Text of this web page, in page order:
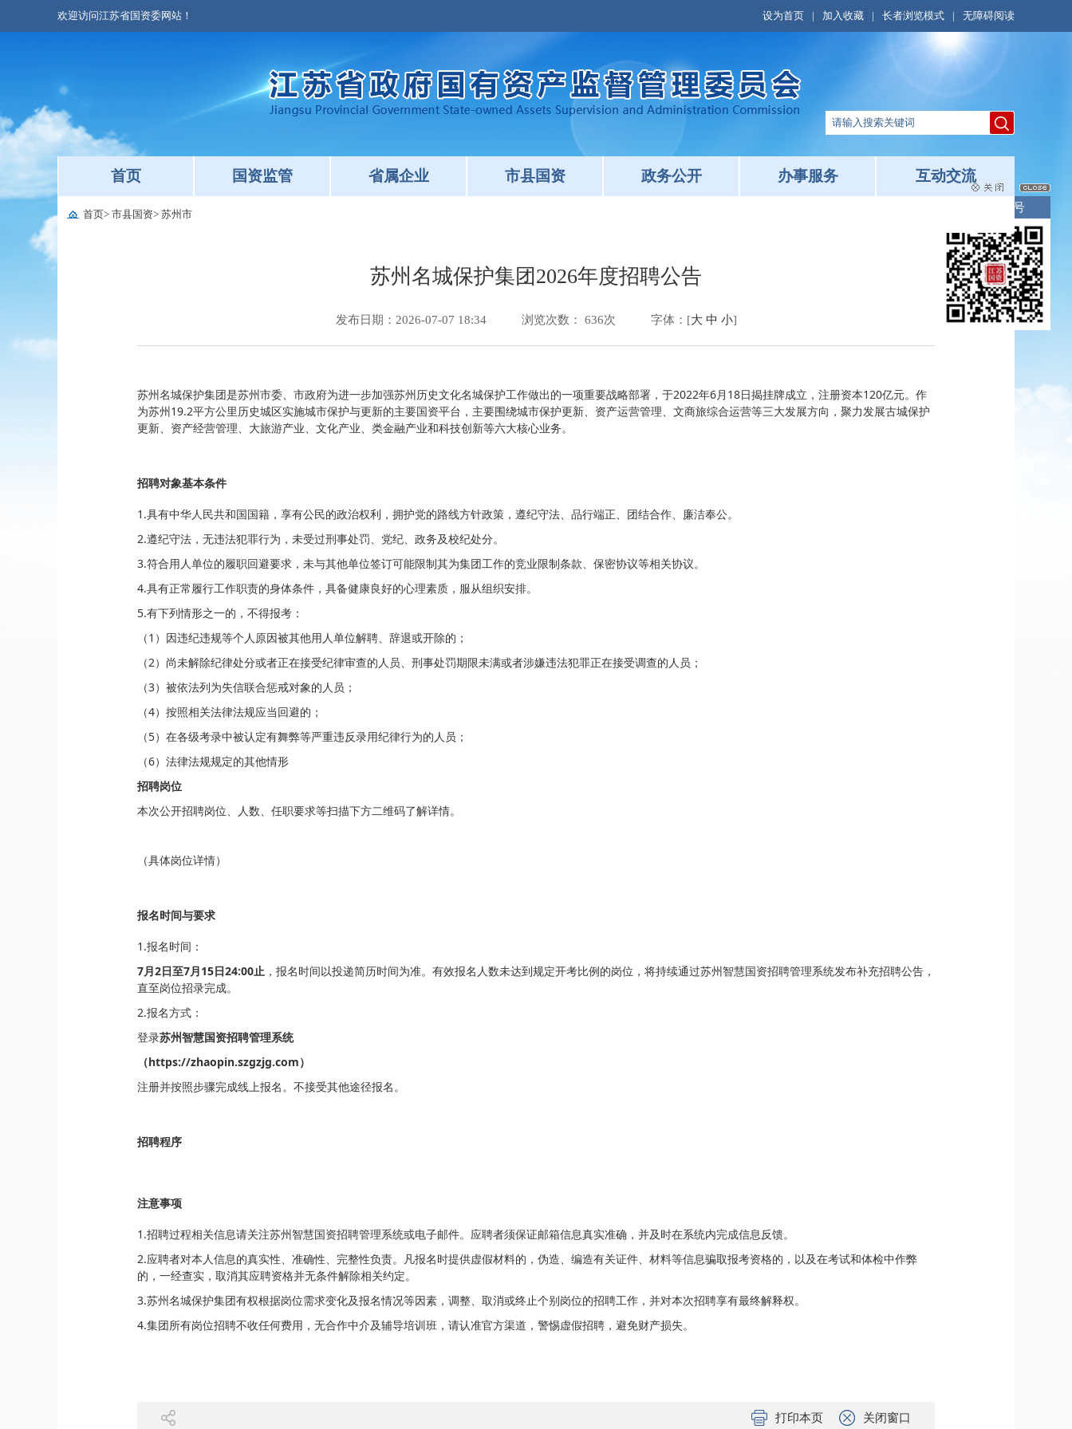
欢迎访问江苏省国资委网站！ | 长者浏览模式 | 无障碍阅读
设为首页 | 加入收藏
首页 国资监管 省属企业 市县国资 政务公开 办事服务 互动交流
首页> 市县国资> 苏州市
苏州名城保护集团2026年度招聘公告
发布日期：2026-07-07 18:34 浏览次数： 636次 字体：[大 中 小]
苏州名城保护集团是苏州市委、市政府为进一步加强苏州历史文化名城保护工作做出的一项重要战略部署，于2022年6月18日揭挂牌成立，注册资本120亿元。作
为苏州19.2平方公里历史城区实施城市保护与更新的主要国资平台，主要围绕城市保护更新、资产运营管理、文商旅综合运营等三大发展方向，聚力发展古城保护
更新、资产经营管理、大旅游产业、文化产业、类金融产业和科技创新等六大核心业务。
招聘对象基本条件
1.具有中华人民共和国国籍，享有公民的政治权利，拥护党的路线方针政策，遵纪守法、品行端正、团结合作、廉洁奉公。
2.遵纪守法，无违法犯罪行为，未受过刑事处罚、党纪、政务及校纪处分。
3.符合用人单位的履职回避要求，未与其他单位签订可能限制其为集团工作的竞业限制条款、保密协议等相关协议。
4.具有正常履行工作职责的身体条件，具备健康良好的心理素质，服从组织安排。
5.有下列情形之一的，不得报考：
（1）因违纪违规等个人原因被其他用人单位解聘、辞退或开除的；
（2）尚未解除纪律处分或者正在接受纪律审查的人员、刑事处罚期限未满或者涉嫌违法犯罪正在接受调查的人员；
（3）被依法列为失信联合惩戒对象的人员；
（4）按照相关法律法规应当回避的；
（5）在各级考录中被认定有舞弊等严重违反录用纪律行为的人员；
（6）法律法规规定的其他情形
招聘岗位
本次公开招聘岗位、人数、任职要求等扫描下方二维码了解详情。
（具体岗位详情）
报名时间与要求
1.报名时间：
7月2日至7月15日24:00止 ，报名时间以投递简历时间为准。有效报名人数未达到规定开考比例的岗位，将持续通过苏州智慧国资招聘管理系统发布补充招聘公告，
直至岗位招录完成。
2.报名方式：
登录苏州智慧国资招聘管理系统
（https://zhaopin.szgzjg.com）
注册并按照步骤完成线上报名。不接受其他途径报名。
招聘程序
注意事项
1.招聘过程相关信息请关注苏州智慧国资招聘管理系统或电子邮件。应聘者须保证邮箱信息真实准确，并及时在系统内完成信息反馈。
2.应聘者对本人信息的真实性、准确性、完整性负责。凡报名时提供虚假材料的，伪造、编造有关证件、材料等信息骗取报考资格的，以及在考试和体检中作弊
的，一经查实，取消其应聘资格并无条件解除相关约定。
3.苏州名城保护集团有权根据岗位需求变化及报名情况等因素，调整、取消或终止个别岗位的招聘工作，并对本次招聘享有最终解释权。
4.集团所有岗位招聘不收任何费用，无合作中介及辅导培训班，请认准官方渠道，警惕虚假招聘，避免财产损失。
打印本页 关闭窗口
微信公众号